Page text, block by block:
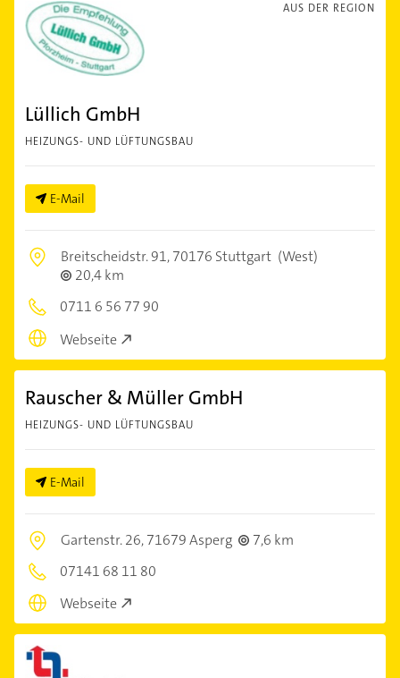
AUS DER REGION
Lüllich GmbH
HEIZUNGS- UND LÜFTUNGSBAU
E-Mail
Breitscheidstr. 91,70176 Stuttgart (West)
20,4 km
0711 6 56 77 90
Webseite
Rauscher & Müller GmbH
HEIZUNGS- UND LÜFTUNGSBAU
E-Mail
Gartenstr. 26,71679 Asperg
7,6 km
07141 68 11 80
Webseite